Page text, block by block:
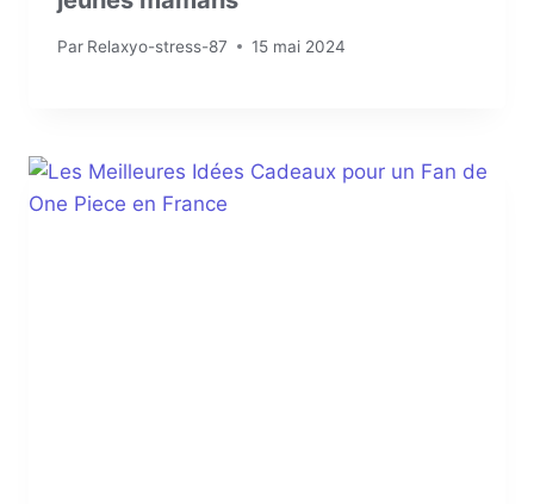
Par Relaxyo-stress-87 15 mai 2024